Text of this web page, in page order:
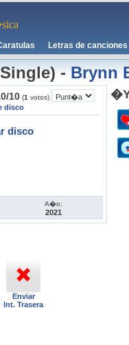
Letras de canciones
-Brynn
/10 (1 votos)
disco
disco
A�o:
2021
Enviar
Int. Trasera